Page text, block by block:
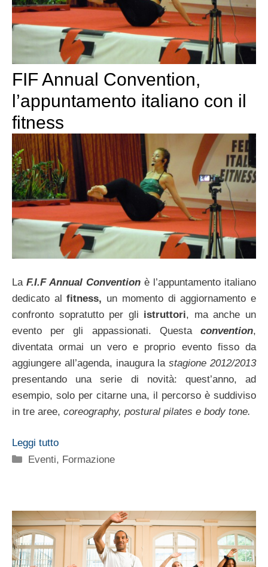
FIF Annual Convention,
l’appuntamento italiano con il
fitness
LaF.I.F Annual Convention è l’appuntamento italiano
dedicato alfitness, un momento di aggiornamento e
confronto sopratutto per gli istruttori, ma anche un
evento per gli appassionati. Questa convention,
diventata ormai un vero e proprio evento fisso da
aggiungere all’agenda, inaugura lastagione 2012/2013
presentando una serie di novità: quest’anno, ad
esempio, solo per citarne una, il percorso è suddiviso
in tre aree, coreography, postural pilates e body tone.
Leggi tutto
Categorie
Eventi, Formazione